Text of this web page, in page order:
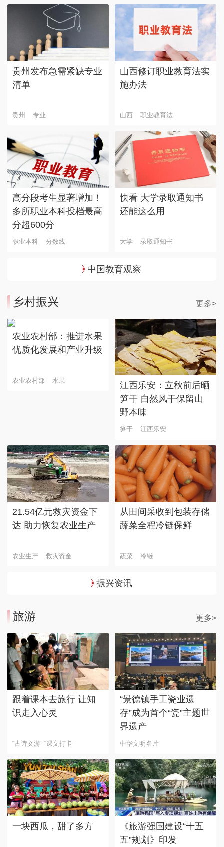
贵州发布急需紧缺专业
清单
贵州 专业
山西修订职业教育法实
施办法
山西 职业教育法
高分段考生显著增加！
多所职业本科投档最高
分超600分
职业本科 分数线
快看 大学录取通知书
还能这么用
大学 录取通知书
中国教育观察
乡村振兴 更多>
农业农村部：推进水果
优质化发展和产业升级
农业农村部 水果
江西乐安：立秋前后晒
笋干 自然风干保留山
野本味
笋干 江西乐安
21.54亿元救灾资金下
达 助力恢复农业生产
农业生产 救灾资金
从田间采收到包装存储
蔬菜全程冷链保鲜
蔬菜 冷链
振兴资讯
旅游 更多>
跟着课本去旅行 让知
识走入心灵
“古诗文游” “课文打卡
“景德镇手工瓷业遗
存”成为首个“瓷”主题世
界遗产
中华文明名片
一块西瓜，甜了多方
《旅游强国建设“十五
五”规划》印发